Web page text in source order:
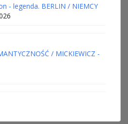
- legenda. BERLIN / NIEMCY
/ MICKIEWICZ -